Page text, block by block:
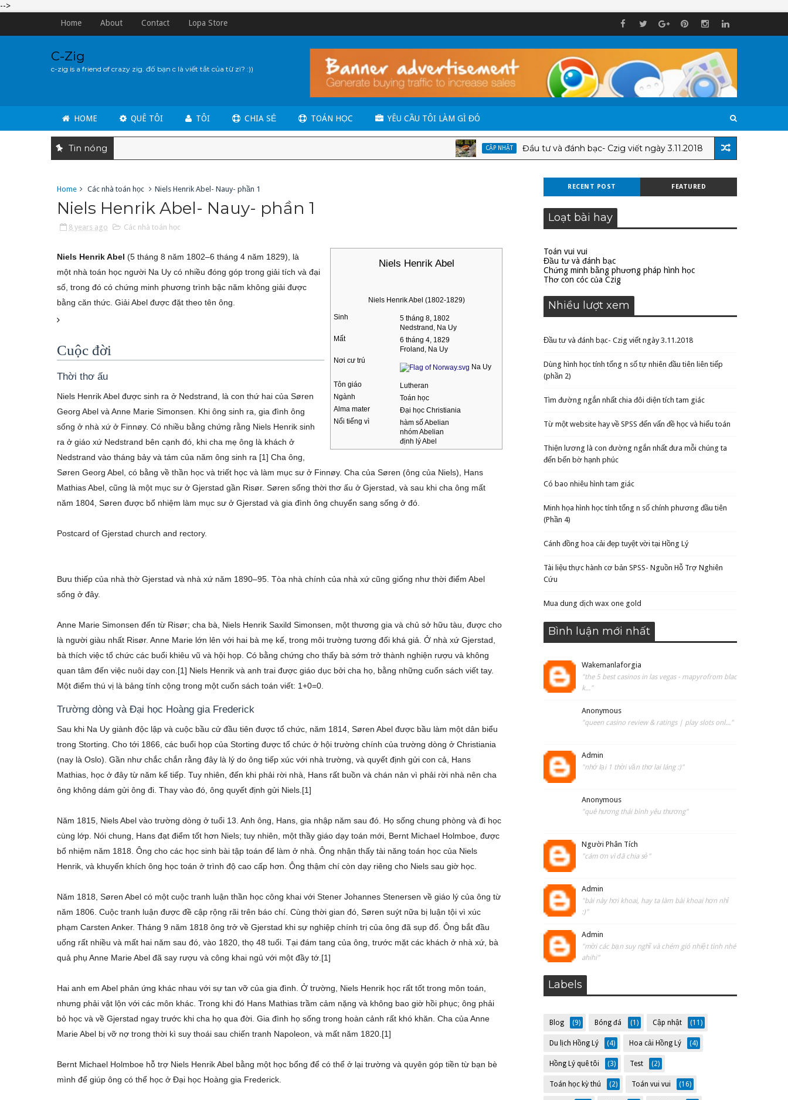
-->
Home
About Contact Lopa Store
C-Zig
c-zig is a friend of crazy zig. đố bạn c là viết tắt của từ zì? :))
HOME QUÊ TÔI TÔI CHIA SẺ TOÁN HỌC YÊU CẦU TÔI LÀM GÌ ĐÓ
Tin nóng CẬP NHẬT Đầu tư và đánh bạc- Czig viết ngày 3.11.2018 CẬP NHẬT
Home Các nhà toán học Niels Henrik Abel- Nauy- phần 1
Niels Henrik Abel- Nauy- phần 1
8 years ago Các nhà toán học
Niels Henrik Abel
Niels Henrik Abel (1802-1829)
Sinh
5 tháng 8, 1802
Nedstrand, Na Uy
Mất
6 tháng 4, 1829
Froland, Na Uy
Nơi cư trú
Na Uy
Tôn giáo
Lutheran
Ngành
Toán học
Alma mater
Đại học Christiania
Nổi tiếng vì
hàm số Abelian
nhóm Abelian
định lý Abel
Niels Henrik Abel (5 tháng 8 năm 1802–6 tháng 4 năm 1829), là
một nhà toán học người Na Uy có nhiều đóng góp trong giải tích và đại
số, trong đó có chứng minh phương trình bậc năm không giải được
bằng căn thức. Giải Abel được đặt theo tên ông.
Cuộc đời
Thời thơ ấu
Niels Henrik Abel được sinh ra ở Nedstrand, là con thứ hai của Søren
Georg Abel và Anne Marie Simonsen. Khi ông sinh ra, gia đình ông
sống ở nhà xứ ở Finnøy. Có nhiều bằng chứng rằng Niels Henrik sinh
ra ở giáo xứ Nedstrand bên cạnh đó, khi cha mẹ ông là khách ở
Nedstrand vào tháng bảy và tám của năm ông sinh ra [1] Cha ông,
Søren Georg Abel, có bằng về thần học và triết học và làm mục sư ở Finnøy. Cha của Søren (ông của Niels), Hans
Mathias Abel, cũng là một mục sư ở Gjerstad gần Risør. Søren sống thời thơ ấu ở Gjerstad, và sau khi cha ông mất
năm 1804, Søren được bổ nhiệm làm mục sư ở Gjerstad và gia đình ông chuyển sang sống ở đó.
Postcard of Gjerstad church and rectory.
Bưu thiếp của nhà thờ Gjerstad và nhà xứ năm 1890–95. Tòa nhà chính của nhà xứ cũng giống như thời điểm Abel
sống ở đây.
Anne Marie Simonsen đến từ Risør; cha bà, Niels Henrik Saxild Simonsen, một thương gia và chủ sở hữu tàu, được cho
là người giàu nhất Risør. Anne Marie lớn lên với hai bà mẹ kế, trong môi trường tương đối khá giả. Ở nhà xứ Gjerstad,
bà thích việc tổ chức các buổi khiêu vũ và hội họp. Có bằng chứng cho thấy bà sớm trở thành nghiện rượu và không
quan tâm đến việc nuôi dạy con.[1] Niels Henrik và anh trai được giáo dục bởi cha họ, bằng những cuốn sách viết tay.
Một điểm thú vị là bảng tính cộng trong một cuốn sách toán viết: 1+0=0.
Trường dòng và Đại học Hoàng gia Frederick
Sau khi Na Uy giành độc lập và cuộc bầu cử đầu tiên được tổ chức, năm 1814, Søren Abel được bầu làm một dân biểu
trong Storting. Cho tới 1866, các buổi họp của Storting được tổ chức ở hội trường chính của trường dòng ở Christiania
(nay là Oslo). Gần như chắc chắn rằng đây là lý do ông tiếp xúc với nhà trường, và quyết định gửi con cả, Hans
Mathias, học ở đây từ năm kế tiếp. Tuy nhiên, đến khi phải rời nhà, Hans rất buồn và chán nản vì phải rời nhà nên cha
ông không dám gửi ông đi. Thay vào đó, ông quyết định gửi Niels.[1]
Năm 1815, Niels Abel vào trường dòng ở tuổi 13. Anh ông, Hans, gia nhập năm sau đó. Họ sống chung phòng và đi học
cùng lớp. Nói chung, Hans đạt điểm tốt hơn Niels; tuy nhiên, một thầy giáo dạy toán mới, Bernt Michael Holmboe, được
bổ nhiệm năm 1818. Ông cho các học sinh bài tập toán để làm ở nhà. Ông nhận thấy tài năng toán học của Niels
Henrik, và khuyến khích ông học toán ở trình độ cao cấp hơn. Ông thậm chí còn dạy riêng cho Niels sau giờ học.
Năm 1818, Søren Abel có một cuộc tranh luận thần học công khai với Stener Johannes Stenersen về giáo lý của ông từ
năm 1806. Cuộc tranh luận được đề cập rộng rãi trên báo chí. Cùng thời gian đó, Søren suýt nữa bị luận tội vì xúc
phạm Carsten Anker. Tháng 9 năm 1818 ông trở về Gjerstad khi sự nghiệp chính trị của ông đã sụp đổ. Ông bắt đầu
uống rất nhiều và mất hai năm sau đó, vào 1820, thọ 48 tuổi. Tại đám tang của ông, trước mặt các khách ở nhà xứ, bà
quả phụ Anne Marie Abel đã say rượu và công khai ngủ với một đầy tớ.[1]
Hai anh em Abel phản ứng khác nhau với sự tan vỡ của gia đình. Ở trường, Niels Henrik học rất tốt trong môn toán,
nhưng phải vật lộn với các môn khác. Trong khi đó Hans Mathias trầm cảm nặng và không bao giờ hồi phục; ông phải
bỏ học và về Gjerstad ngay trước khi cha họ qua đời. Gia đình họ sống trong hoàn cảnh rất khó khăn. Cha của Anne
Marie Abel bị vỡ nợ trong thời kì suy thoái sau chiến tranh Napoleon, và mất năm 1820.[1]
Bernt Michael Holmboe hỗ trợ Niels Henrik Abel bằng một học bổng để có thể ở lại trường và quyên góp tiền từ bạn bè
mình để giúp ông có thể học ở Đại học Hoàng gia Frederick.
RECENT POST FEATURED
Loạt bài hay
Toán vui vui
Đầu tư và đánh bạc
Chứng minh bằng phương pháp hình học
Thơ con cóc của Czig
Nhiều lượt xem
Đầu tư và đánh bạc- Czig viết ngày 3.11.2018
Dùng hình học tính tổng n số tự nhiên đầu tiên liên tiếp
(phần 2)
Tìm đường ngắn nhất chia đôi diện tích tam giác
Từ một website hay về SPSS đến vấn đề học và hiểu toán
Thiện lương là con đường ngắn nhất đưa mỗi chúng ta
đến bến bờ hạnh phúc
Có bao nhiêu hình tam giác
Minh họa hình học tính tổng n số chính phương đầu tiên
(Phần 4)
Cánh đồng hoa cải đẹp tuyệt vời tại Hồng Lý
Tài liệu thực hành cơ bản SPSS- Nguồn Hỗ Trợ Nghiên
Cứu
Mua dung dịch wax one gold
Bình luận mới nhất
Wakemanlaforgia
"the 5 best casinos in las vegas - mapyrofrom blac
k..."
Anonymous
"queen casino review & ratings | play slots onl..."
Admin
"nhớ lại 1 thời văn thơ lai láng :)"
Anonymous
"quê hương thái bình yêu thương"
Người Phân Tích
"cám ơn vì đã chia sẻ"
Admin
"bài này hơi khoai, hay ta làm bài khoai hơn nhỉ
:)"
Admin
"mời các bạn suy nghĩ và chém gió nhiệt tình nhé
ahihi"
Labels
Blog (9) Bóng đá (1) Cập nhật (11)
Du lịch Hồng Lý (4) Hoa cải Hồng Lý (4)
Hồng Lý quê tôi (3) Test (2)
Toán học kỳ thú (2) Toán vui vui (16)